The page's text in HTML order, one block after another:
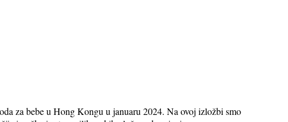
za bebe u Hong Kongu u januaru 2024. Na ovoj izložbi smo